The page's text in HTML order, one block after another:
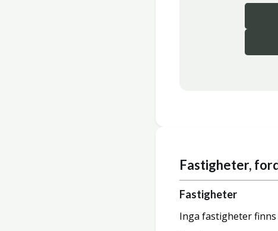
Fastigheter,
Fastigheter
Inga fastigheter